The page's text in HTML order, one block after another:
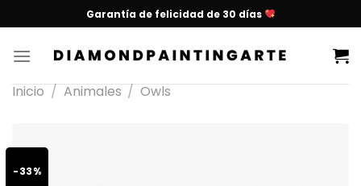
Garantía de felicidad de 30 días
Inicio / Animales / Owls
-33%